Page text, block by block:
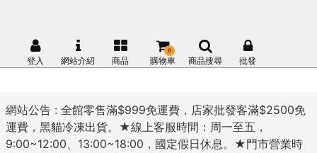
網站公告 : 全館零售滿$999免運費，店家批發客滿$2500免
運費，黑貓冷凍出貨。★線上客服時間：周一至五，
9:00~12:00、13:00~18:00，國定假日休息。★門市營業時
登入 網站介紹 商品 購物車
0
商品搜尋 批發